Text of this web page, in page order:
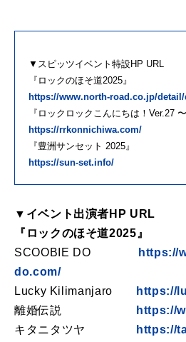
▼スピッツイベント特設HP URL
『ロックのほそ道2025』
https://www.north-road.co.jp/
『ロックロックこんにちは！Ver.27
https://rrkonnichiwa.com/
『豊洲サンセット 2025』
https://sun-set.info/
▼イベント出演者HP URL
『ロックのほそ道2025』
SCOOBIE DO
https://
do.com/
Lucky Kilimanjaro
https://
離婚伝説
https://
キタニタツヤ
https://